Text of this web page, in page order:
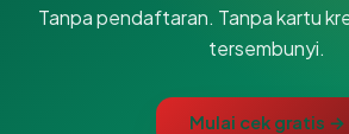
Tanpa pendaftaran. Tanpa kartu
tersembunyi.
Mulai cek gratis →